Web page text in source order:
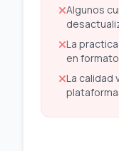
Algunos
La
en
La calidad